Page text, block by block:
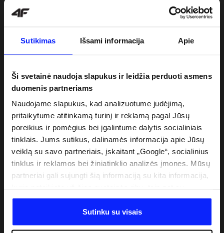
Sutikimas Išsami informacija Apie
Ši svetainė naudoja slapukus ir leidžia perduoti asmens
duomenis partneriams
Naudojame slapukus, kad analizuotume judėjimą,
pritaikytume atitinkamą turinį ir reklamą pagal Jūsų
poreikius ir pomėgius bei įgalintume dalytis socialiniais
tinklais. Jums sutikus, dalinamės informacija apie Jūsų
veiklą su savo partneriais, įskaitant „Google“, socialinius
tinklus ir reklamos bei žiniatinklio analizės įmones. Mūsų
partneriai gali sujungti šią informaciją su kita informacija,
duomenimis, kuriuos jie gauna, kai naudojatės jų
paslaugomis. Gavus Jūsų leidimą, mes galime perduoti
Jūsų asmeninę informaciją savo partneriams, siekdami
Sutinku su visais